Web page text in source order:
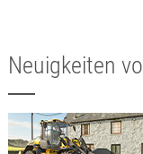
Neuigkeiten